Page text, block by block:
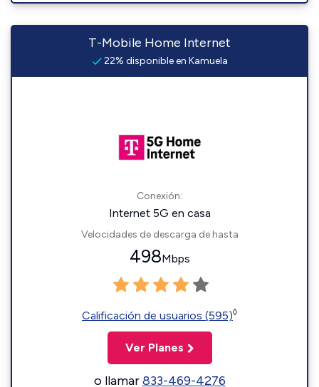
T-Mobile Home Internet
22% disponible en Kamuela
Conexión:
Internet 5G en casa
Velocidades de descarga de hasta
498Mbps
Calificación de usuarios (595)◊
Ver Planes
o llamar833-469-4276